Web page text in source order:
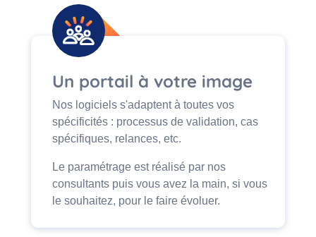
Un portail à votre image
Nos logiciels s'adaptent à toutes vos
spécificités : processus de validation, cas
spécifiques, relances, etc.
Le paramétrage est réalisé par nos
consultants puis vous avez la main, si vous
le souhaitez, pour le faire évoluer.